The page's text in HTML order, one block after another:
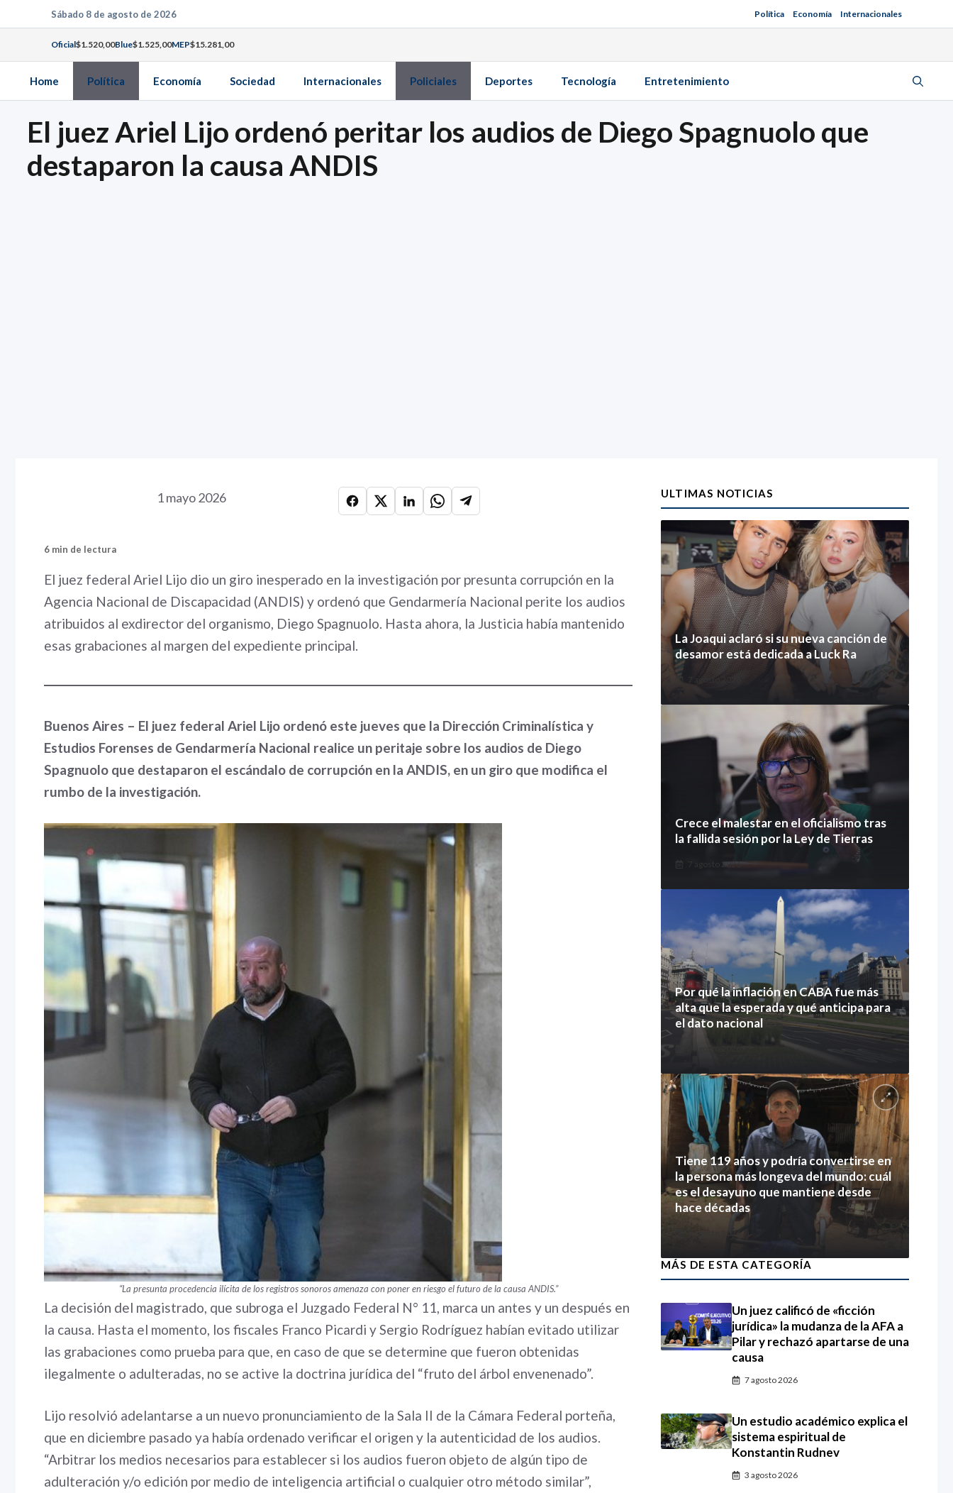
al
contenido
Sábado 8 de agosto de 2026 Política Economía Internacionales
Oficial$1.520,00Blue$1.525,00MEP$15.281,00
Home Política Economía Sociedad Internacionales Policiales Deportes Tecnología Entretenimiento
El juez Ariel Lijo ordenó peritar los audios de Diego Spagnuolo que
destaparon la causa ANDIS
1 mayo 2026
6 min de lectura
El juez federal Ariel Lijo dio un giro inesperado en la investigación por presunta corrupción en la
Agencia Nacional de Discapacidad (ANDIS) y ordenó que Gendarmería Nacional perite los audios
atribuidos al exdirector del organismo, Diego Spagnuolo. Hasta ahora, la Justicia había mantenido
esas grabaciones al margen del expediente principal.
Buenos Aires – El juez federal Ariel Lijo ordenó este jueves que la Dirección Criminalística y
Estudios Forenses de Gendarmería Nacional realice un peritaje sobre los audios de Diego
Spagnuolo que destaparon el escándalo de corrupción en la ANDIS, en un giro que modifica el
rumbo de la investigación.
“La presunta procedencia ilícita de los registros sonoros amenaza con poner en riesgo el futuro de la causa ANDIS.”
La decisión del magistrado, que subroga el Juzgado Federal N° 11, marca un antes y un después en
la causa. Hasta el momento, los fiscales Franco Picardi y Sergio Rodríguez habían evitado utilizar
las grabaciones como prueba para que, en caso de que se determine que fueron obtenidas
ilegalmente o adulteradas, no se active la doctrina jurídica del “fruto del árbol envenenado”.
Lijo resolvió adelantarse a un nuevo pronunciamiento de la Sala II de la Cámara Federal porteña,
que en diciembre pasado ya había ordenado verificar el origen y la autenticidad de los audios.
“Arbitrar los medios necesarios para establecer si los audios fueron objeto de algún tipo de
adulteración y/o edición por medio de inteligencia artificial o cualquier otro método similar”,
ULTIMAS NOTICIAS
La Joaqui aclaró si su nueva canción de
desamor está dedicada a Luck Ra
7 agosto 2026
Crece el malestar en el oficialismo tras
la fallida sesión por la Ley de Tierras
7 agosto 2026
Por qué la inflación en CABA fue más
alta que la esperada y qué anticipa para
el dato nacional
Tiene 119 años y podría convertirse en
la persona más longeva del mundo: cuál
es el desayuno que mantiene desde
hace décadas
7 agosto 2026
MÁS DE ESTA CATEGORÍA
Un juez calificó de «ficción
jurídica» la mudanza de la AFA a
Pilar y rechazó apartarse de una
causa
7 agosto 2026
Un estudio académico explica el
sistema espiritual de
Konstantin Rudnev
3 agosto 2026